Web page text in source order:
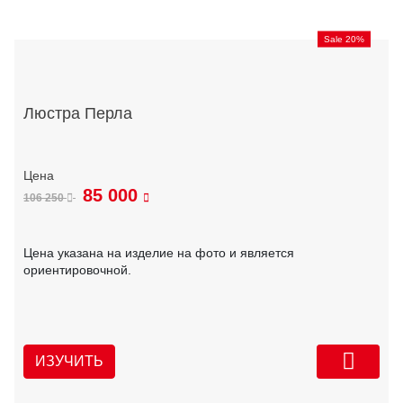
Sale 20%
Люстра Перла
106 250 85 000
Цена указана на изделие на фото и является
ориентировочной.
ИЗУЧИТЬ